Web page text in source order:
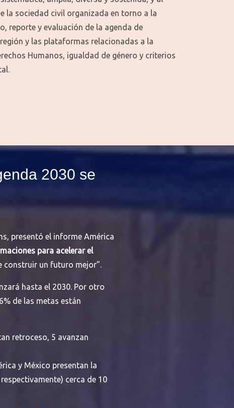
la sociedad civil organizada en torno a la
reporte y evaluación de la agenda de
y las plataformas relacionadas a la
Humanos, igualdad de género y criterios
2030 se
presentó el informe América
para acelerar el
construir un futuro mejor”.
hasta el 2030. Por otro
de las metas están
retroceso, 5 avanzan
y México presentan la
cerca de 10